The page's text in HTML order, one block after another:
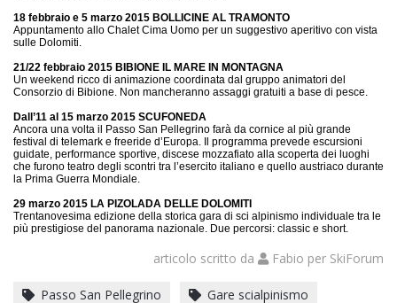
18 febbraio e 5 marzo 2015 BOLLICINE AL TRAMONTO
Appuntamento allo Chalet Cima Uomo per un suggestivo aperitivo con vista
sulle Dolomiti.
21/22 febbraio 2015 BIBIONE IL MARE IN MONTAGNA
Un weekend ricco di animazione coordinata dal gruppo animatori del
Consorzio di Bibione. Non mancheranno assaggi gratuiti a base di pesce.
Dall’11 al 15 marzo 2015 SCUFONEDA
Ancora una volta il Passo San Pellegrino farà da cornice al più grande
festival di telemark e freeride d’Europa. Il programma prevede escursioni
guidate, performance sportive, discese mozzafiato alla scoperta dei luoghi
che furono teatro degli scontri tra l’esercito italiano e quello austriaco durante
la Prima Guerra Mondiale.
29 marzo 2015 LA PIZOLADA DELLE DOLOMITI
Trentanovesima edizione della storica gara di sci alpinismo individuale tra le
più prestigiose del panorama nazionale. Due percorsi: classic e short.
articolo scritto da Fabio per SkiForum
Passo San Pellegrino Gare scialpinismo